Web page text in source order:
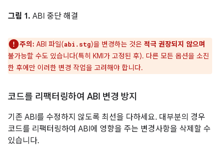
그림 1. ABI 중단 해결
주의: ABI 파일(abi.stg)을 변경하는 것은 적극 권장되지 않으며
불가능할 수도 있습니다(특히 KMI가 고정된 후). 다른 모든 옵션을 소진
한 후에만 이러한 변경 작업을 고려해야 합니다.
코드를 리팩터링하여 ABI 변경 방지
기존 ABI를 수정하지 않도록 최선을 다하세요. 대부분의 경우
코드를 리팩터링하여 ABI에 영향을 주는 변경사항을 삭제할 수
있습니다.